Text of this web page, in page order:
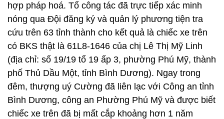
hợp pháp hoá. Tổ công tác đã trực tiếp xác minh
nóng qua Đội đăng ký và quản lý phương tiện tra
cứu trên 63 tỉnh thành cho kết quả là chiếc xe trên
có BKS thật là 61L8-1646 của chị Lê Thị Mỹ Linh
(địa chỉ: số 19/19 tổ 19 ấp 3, phường Phú Mỹ, thành
phố Thủ Dầu Một, tỉnh Bình Dương). Ngay trong
đêm, thượng uý Cường đã liên lạc với Công an tỉnh
Bình Dương, công an Phường Phú Mỹ và được biết
chiếc xe trên đã bị mất cắp khoảng hơn 1 năm